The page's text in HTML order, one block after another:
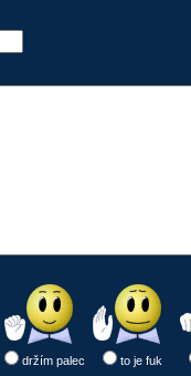
držím palec
to je fuk